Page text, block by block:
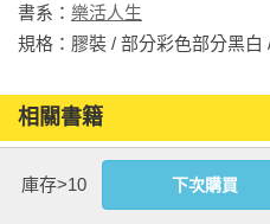
書系： 樂活人生
相關書籍
同書系 同分類 同出
庫存>10 下次購買